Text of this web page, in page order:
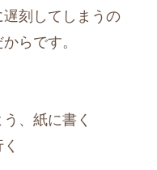
刻してしまうの
らです。
、紙に書く